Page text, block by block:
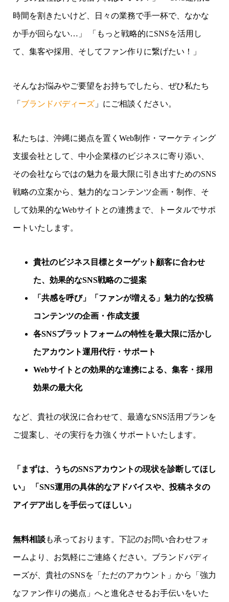
時間を割きたいけど、日々の業務で手一杯で、なかな
か手が回らない…」 「もっと戦略的にSNSを活用し
て、集客や採用、そしてファン作りに繋げたい！」
そんなお悩みやご要望をお持ちでしたら、ぜひ私たち
「 ブランドバディーズ」にご相談ください。
私たちは、沖縄に拠点を置くWeb制作・マーケティング
支援会社として、中小企業様のビジネスに寄り添い、
その会社ならではの魅力を最大限に引き出すためのSNS
戦略の立案から、魅力的なコンテンツ企画・制作、そ
して効果的なWebサイトとの連携まで、トータルでサポ
ートいたします。
貴社のビジネス目標とターゲット顧客に合わせ
た、効果的なSNS戦略のご提案
「共感を呼び」「ファンが増える」魅力的な投稿
コンテンツの企画・作成支援
各SNSプラットフォームの特性を最大限に活かし
たアカウント運用代行・サポート
Webサイトとの効果的な連携による、集客・採用
効果の最大化
など、貴社の状況に合わせて、最適なSNS活用プランを
ご提案し、その実行を力強くサポートいたします。
「まずは、うちのSNSアカウントの現状を診断してほし
い」 「SNS運用の具体的なアドバイスや、投稿ネタの
アイデア出しを手伝ってほしい」
無料相談も承っております。下記のお問い合わせフォ
ームより、お気軽にご連絡ください。ブランドバディ
ーズが、貴社のSNSを「ただのアカウント」から「強力
なファン作りの拠点」へと進化させるお手伝いをいた